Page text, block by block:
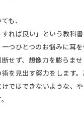
も、
すれば良い」という教科書
つひとつのお悩みに耳を
せず、想像力を膨らませ
を見出す努力をします。
ではできないような、